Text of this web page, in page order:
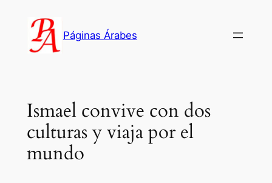
contenido
Páginas Árabes
Ismael convive con dos
culturas y viaja por el
mundo